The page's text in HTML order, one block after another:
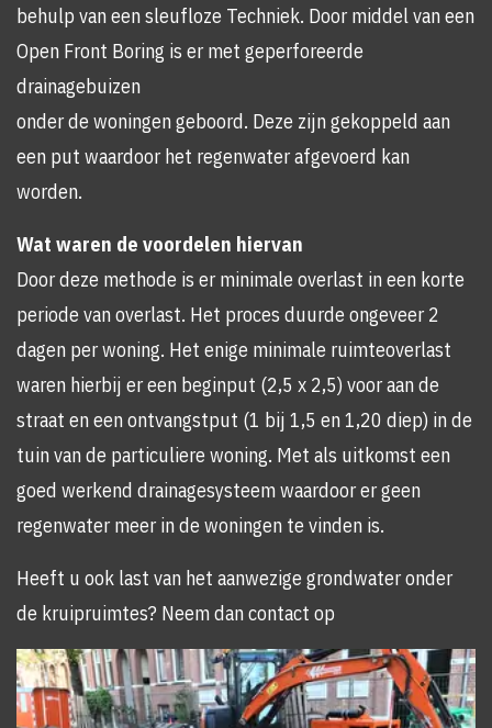
behulp van een sleufloze Techniek. Door middel van een
Open Front Boring is er met geperforeerde
drainagebuizen
onder de woningen geboord. Deze zijn gekoppeld aan
een put waardoor het regenwater afgevoerd kan
worden.
Wat waren de voordelen hiervan
Door deze methode is er minimale overlast in een korte
periode van overlast. Het proces duurde ongeveer 2
dagen per woning. Het enige minimale ruimteoverlast
waren hierbij er een beginput (2,5 x 2,5) voor aan de
straat en een ontvangstput (1 bij 1,5 en 1,20 diep) in de
tuin van de particuliere woning. Met als uitkomst een
goed werkend drainagesysteem waardoor er geen
regenwater meer in de woningen te vinden is.
Heeft u ook last van het aanwezige grondwater onder
de kruipruimtes? Neem dan contact op